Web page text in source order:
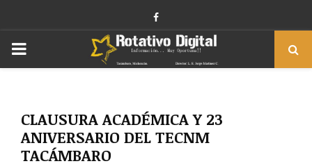
Facebook
PRIMARY
CLAUSURA ACADÉMICA Y 23
ANIVERSARIO DEL TECNM
TACÁMBARO